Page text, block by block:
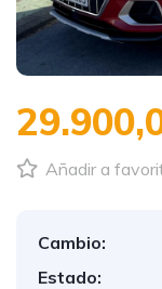
Añadir a
Cambio:
Estado: